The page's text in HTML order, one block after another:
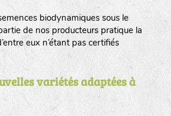
biodynamiques sous le
de nos producteurs pratique la
eux n’étant pas certifiés
variétés adaptées à
(Ici Belle de nuit)
2020)
ou du fournisseur de la